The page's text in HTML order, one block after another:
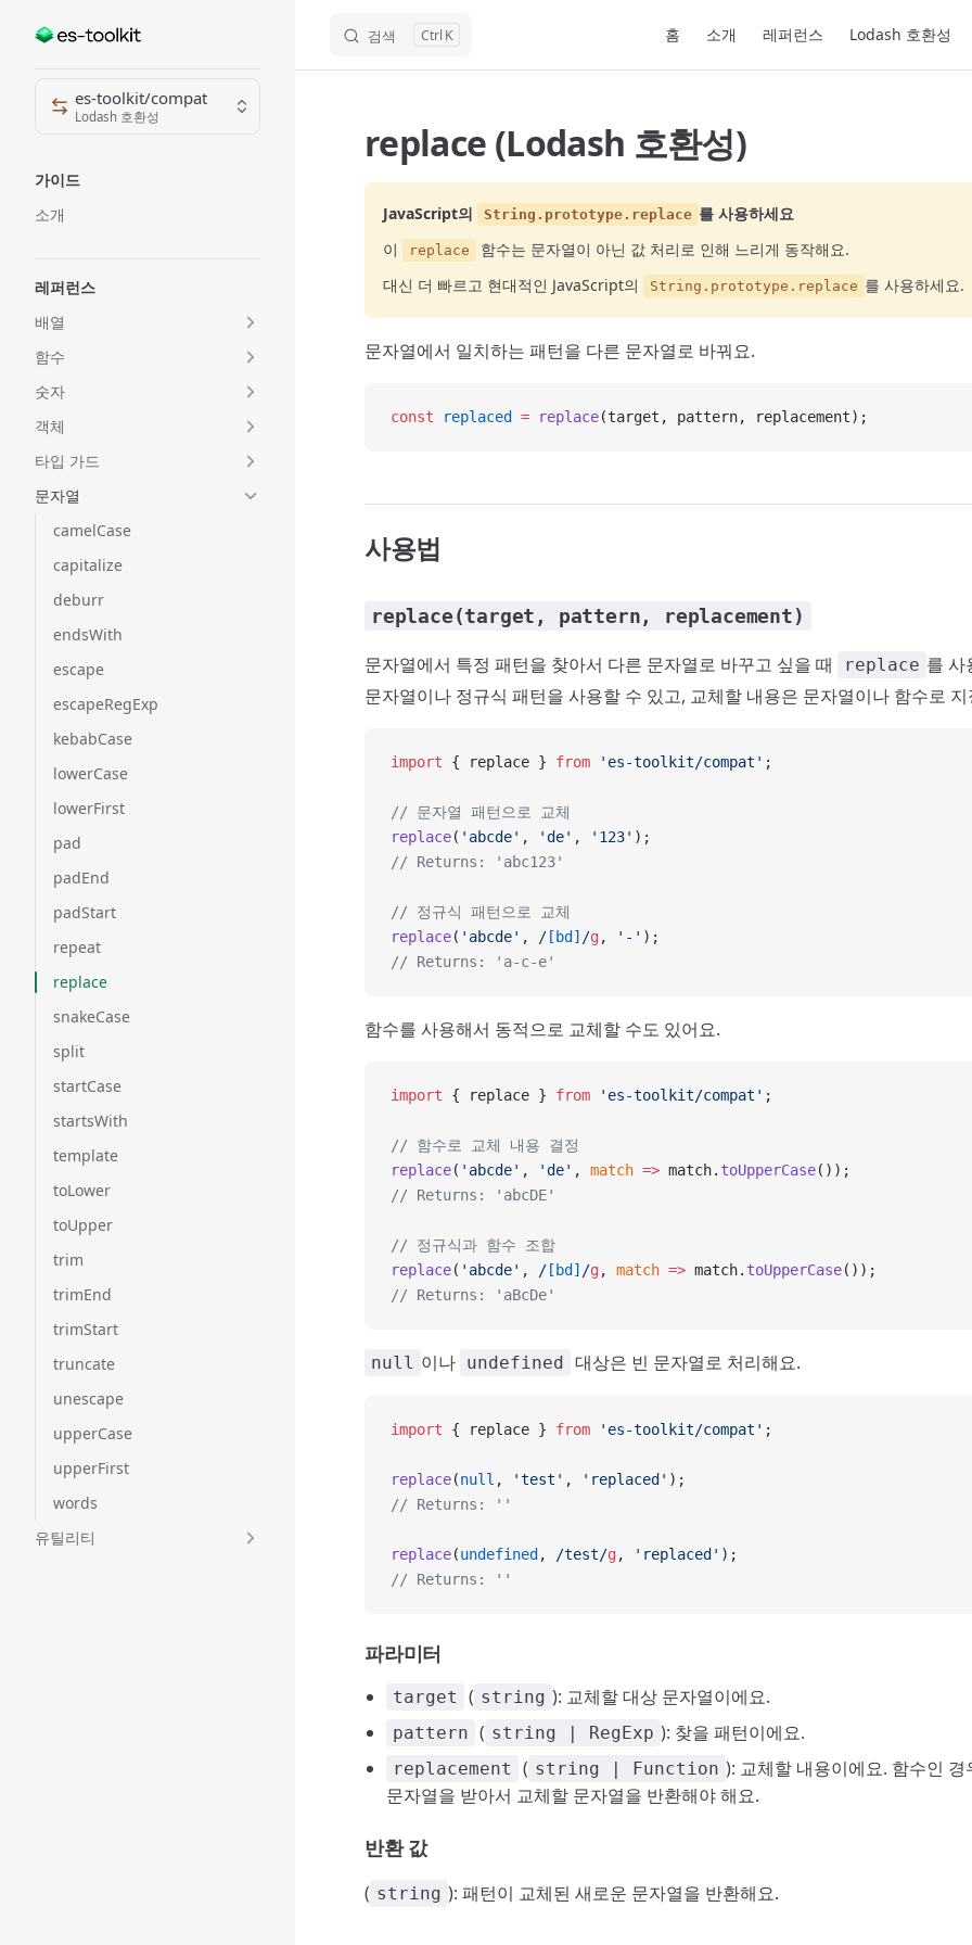
Skip to content 검색 K 홈 소개 레퍼런스 Lodash 호환성
Sidebar Navigation
es-toolkit/compat
Lodash 호환성
가이드
소개
레퍼런스
배열
함수
숫자
객체
타입 가드
문자열
camelCase
capitalize
deburr
endsWith
escape
escapeRegExp
kebabCase
lowerCase
lowerFirst
pad
padEnd
padStart
repeat
replace
snakeCase
split
startCase
startsWith
template
toLower
toUpper
trim
trimEnd
trimStart
truncate
unescape
upperCase
upperFirst
words
유틸리티
replace (Lodash 호환성)
JavaScript의 String.prototype.replace 를 사용하세요
이
replace
함수는 문자열이 아닌 값 처리로 인해 느리게 동작해요.
대신 더 빠르고 현대적인 JavaScript의
String.prototype.replace 를 사용하세요.
문자열에서 일치하는 패턴을 다른 문자열로 바꿔요.
const replaced = replace(target, pattern, replacement);
사용법
replace(target, pattern, replacement)
문자열에서 특정 패턴을 찾아서 다른 문자열로 바꾸고 싶을 때 replace 를 사
문자열이나 정규식 패턴을 사용할 수 있고, 교체할 내용은 문자열이나 함수로
import { replace } from 'es-toolkit/compat' ;
// 문자열 패턴으로 교체
replace( 'abcde' , 'de' , '123' );
// Returns: 'abc123'
// 정규식 패턴으로 교체
replace( 'abcde' , / [bd] /g, '-' );
// Returns: 'a-c-e'
함수를 사용해서 동적으로 교체할 수도 있어요.
import { replace } from 'es-toolkit/compat' ;
// 함수로 교체 내용 결정
replace( 'abcde' , 'de' , match => match. toUpperCase());
// Returns: 'abcDE'
// 정규식과 함수 조합
replace( 'abcde' , / [bd] /g, match => match. toUpperCase());
// Returns: 'aBcDe'
null 이나 undefined 대상은 빈 문자열로 처리해요.
import { replace } from 'es-toolkit/compat' ;
replace(null , 'test' , 'replaced' );
// Returns: ''
replace(undefined , /test/g, 'replaced' );
// Returns: ''
파라미터
target ( string ): 교체할 대상 문자열이에요.
pattern ( string | RegExp ): 찾을 패턴이에요.
replacement ( string | Function ): 교체할 내용이에요. 함수인 경
문자열을 받아서 교체할 문자열을 반환해야 해요.
반환 값
( string ): 패턴이 교체된 새로운 문자열을 반환해요.